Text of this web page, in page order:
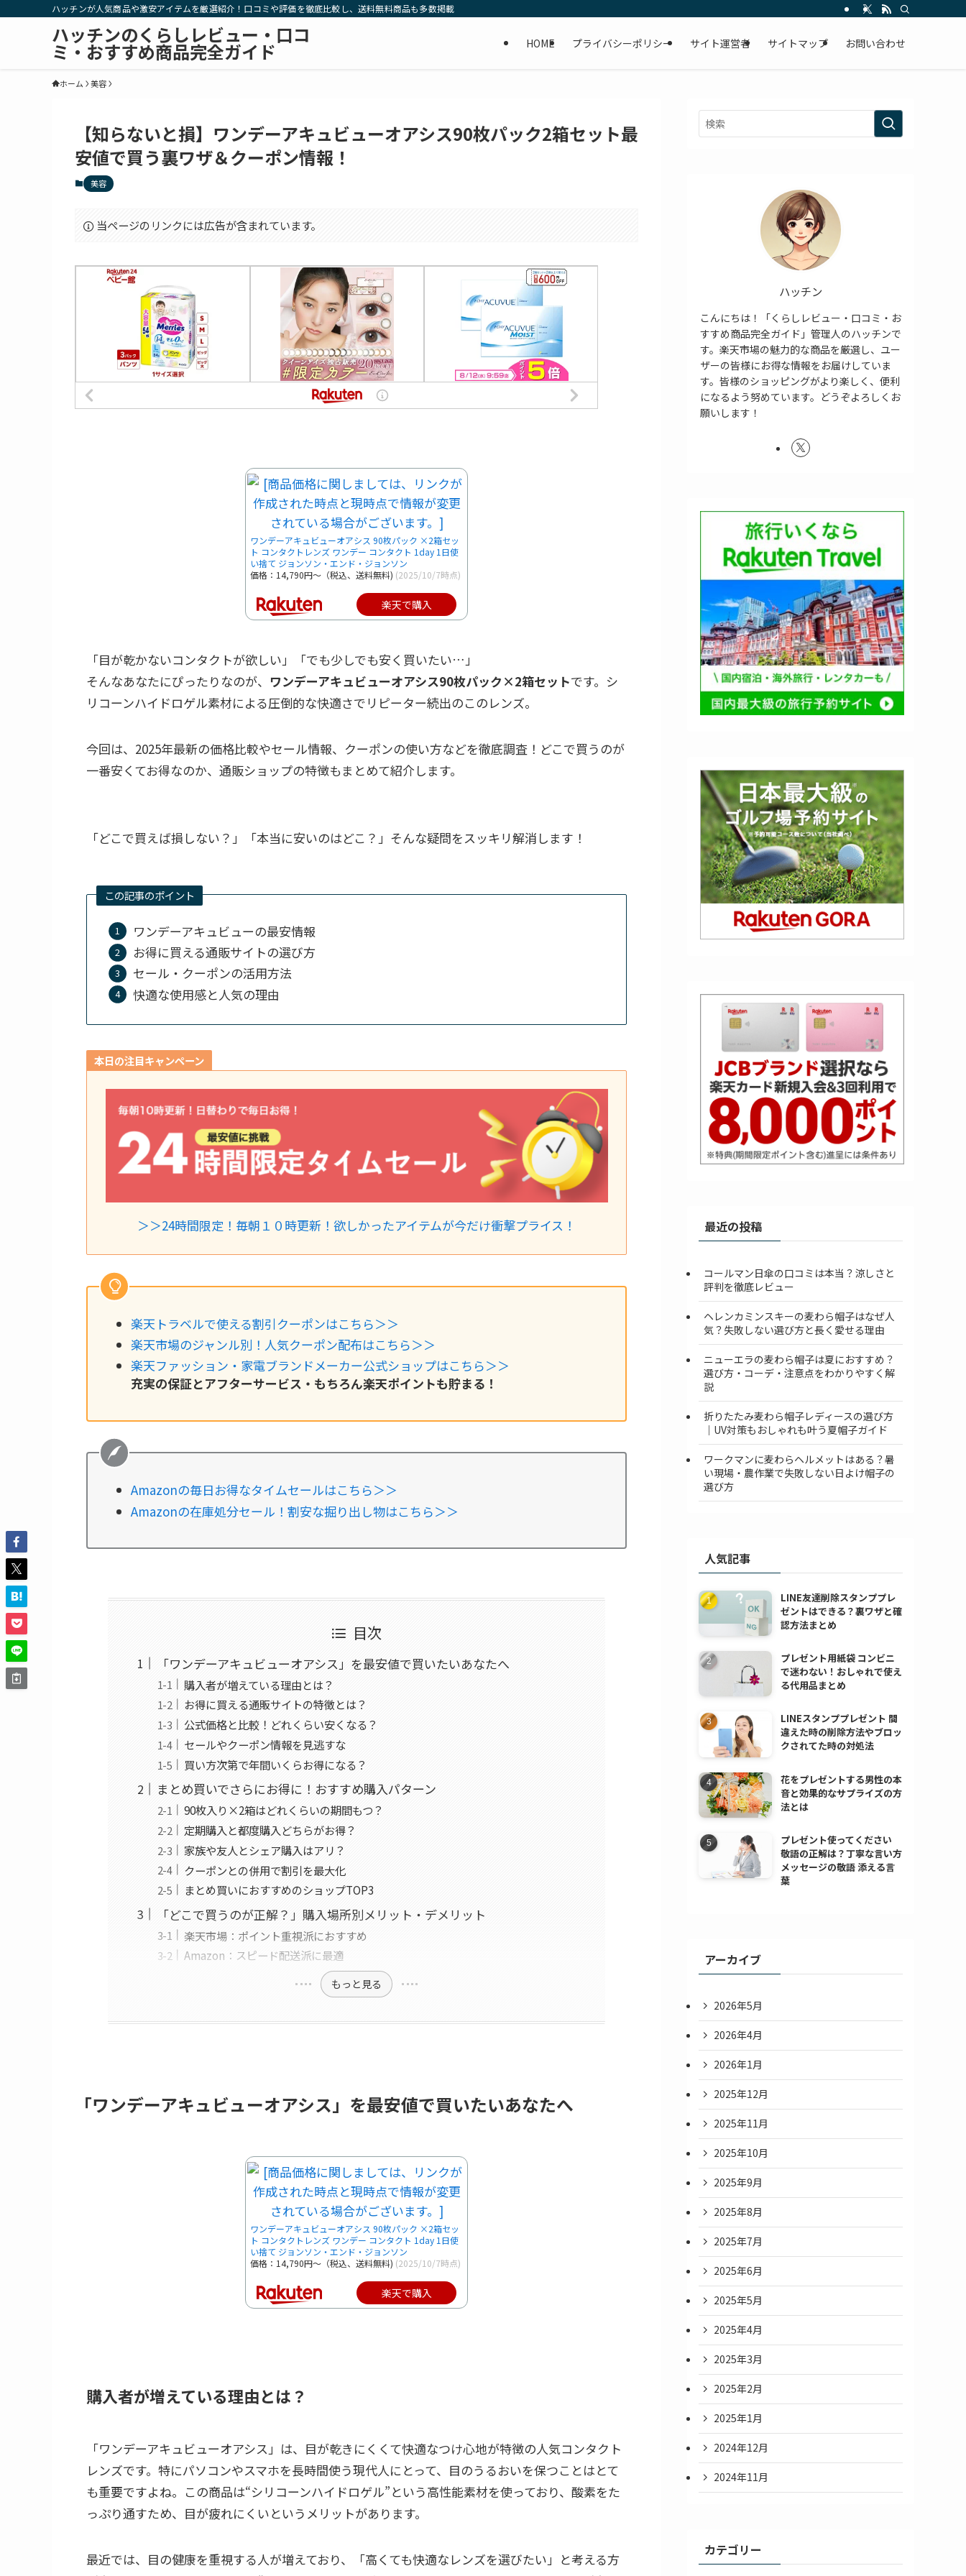
ハッチンが人気商品や激安アイテムを厳選紹介！口コミや評価を徹底比較し、送料無料商品も多数掲載
ハッチンのくらしレビュー・口コ
ミ・おすすめ商品完全ガイド HOME プライバシーポリシー サイト運営者 サイトマップ お問い合わせ
ホーム 美容
【知らないと損】ワンデーアキュビューオアシス90枚パック2箱セット最
安値で買う裏ワザ＆クーポン情報！
美容
当ページのリンクには広告が含まれています。
ワンデーアキュビューオアシス 90枚パック ×2箱セッ
ト コンタクトレンズ ワンデー コンタクト 1day 1日使
い捨て ジョンソン・エンド・ジョンソン
価格：14,790円～（税込、送料無料) (2025/10/7時点)
楽天で購入
「目が乾かないコンタクトが欲しい」「でも少しでも安く買いたい…」
そんなあなたにぴったりなのが、 ワンデーアキュビューオアシス90枚パック×2箱セットです。シ
リコーンハイドロゲル素材による圧倒的な快適さでリピーター続出のこのレンズ。
今回は、2025年最新の価格比較やセール情報、クーポンの使い方などを徹底調査！どこで買うのが
一番安くてお得なのか、通販ショップの特徴もまとめて紹介します。
「どこで買えば損しない？」「本当に安いのはどこ？」そんな疑問をスッキリ解消します！
この記事のポイント
ワンデーアキュビューの最安情報
お得に買える通販サイトの選び方
セール・クーポンの活用方法
快適な使用感と人気の理由
本日の注目キャンペーン
＞＞24時間限定！毎朝１０時更新！欲しかったアイテムが今だけ衝撃プライス！
楽天トラベルで使える割引クーポンはこちら＞＞
楽天市場のジャンル別！人気クーポン配布はこちら＞＞
楽天ファッション・家電ブランドメーカー公式ショップはこちら＞＞
充実の保証とアフターサービス・もちろん楽天ポイントも貯まる！
Amazonの毎日お得なタイムセールはこちら＞＞
Amazonの在庫処分セール！割安な掘り出し物はこちら＞＞
目次
「ワンデーアキュビューオアシス」を最安値で買いたいあなたへ
購入者が増えている理由とは？
お得に買える通販サイトの特徴とは？
公式価格と比較！どれくらい安くなる？
セールやクーポン情報を見逃すな
買い方次第で年間いくらお得になる？
まとめ買いでさらにお得に！おすすめ購入パターン
90枚入り×2箱はどれくらいの期間もつ？
定期購入と都度購入どちらがお得？
家族や友人とシェア購入はアリ？
クーポンとの併用で割引を最大化
まとめ買いにおすすめのショップTOP3
「どこで買うのが正解？」購入場所別メリット・デメリット
楽天市場：ポイント重視派におすすめ
Amazon：スピード配送派に最適
もっと見る
「ワンデーアキュビューオアシス」を最安値で買いたいあなたへ
ワンデーアキュビューオアシス 90枚パック ×2箱セッ
ト コンタクトレンズ ワンデー コンタクト 1day 1日使
い捨て ジョンソン・エンド・ジョンソン
価格：14,790円～（税込、送料無料) (2025/10/7時点)
楽天で購入
購入者が増えている理由とは？
「ワンデーアキュビューオアシス」は、目が乾きにくくて快適なつけ心地が特徴の人気コンタクト
レンズです。特にパソコンやスマホを長時間使う現代人にとって、目のうるおいを保つことはとて
も重要ですよね。この商品は“シリコーンハイドロゲル”という高性能素材を使っており、酸素をた
っぷり通すため、目が疲れにくいというメリットがあります。
最近では、目の健康を重視する人が増えており、「高くても快適なレンズを選びたい」と考える方
ハッチン
こんにちは！「くらしレビュー・口コミ・お
すすめ商品完全ガイド」管理人のハッチンで
す。楽天市場の魅力的な商品を厳選し、ユー
ザーの皆様にお得な情報をお届けしていま
す。皆様のショッピングがより楽しく、便利
になるよう努めています。どうぞよろしくお
願いします！
最近の投稿
コールマン日傘の口コミは本当？涼しさと
評判を徹底レビュー
ヘレンカミンスキーの麦わら帽子はなぜ人
気？失敗しない選び方と長く愛せる理由
ニューエラの麦わら帽子は夏におすすめ？
選び方・コーデ・注意点をわかりやすく解
説
折りたたみ麦わら帽子レディースの選び方
｜UV対策もおしゃれも叶う夏帽子ガイド
ワークマンに麦わらヘルメットはある？暑
い現場・農作業で失敗しない日よけ帽子の
選び方
人気記事
LINE友達削除スタンププレ
ゼントはできる？裏ワザと確
認方法まとめ
プレゼント用紙袋 コンビニ
で迷わない！おしゃれで使え
る代用品まとめ
LINEスタンププレゼント 間
違えた時の削除方法やブロッ
クされてた時の対処法
花をプレゼントする男性の本
音と効果的なサプライズの方
法とは
プレゼント使ってください
敬語の正解は？丁寧な言い方
メッセージの敬語 添える言
葉
アーカイブ
2026年5月
2026年4月
2026年1月
2025年12月
2025年11月
2025年10月
2025年9月
2025年8月
2025年7月
2025年6月
2025年5月
2025年4月
2025年3月
2025年2月
2025年1月
2024年12月
2024年11月
カテゴリー